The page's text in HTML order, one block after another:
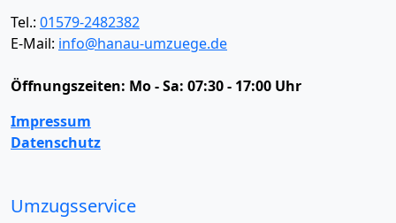
Tel.: 01579-2482382
E-Mail: info@hanau-umzuege.de
Öffnungszeiten: Mo - Sa: 07:30 - 17:00 Uhr
Impressum
Datenschutz
Umzugsservice